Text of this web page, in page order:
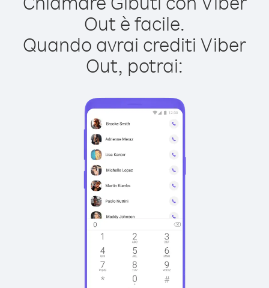
Out è facile.
Quando avrai crediti Viber
Out, potrai: